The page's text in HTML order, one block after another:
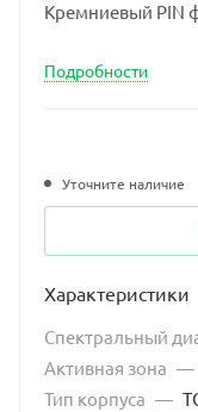
Кремниевый PIN
Подробности
Уточните наличие
Характеристики
Спектральный
Активная зона —
Тип корпуса —